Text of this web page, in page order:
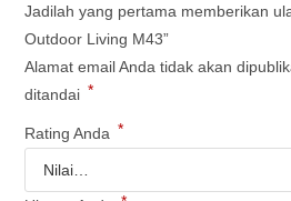
Jadilah yang pertama memberikan
Outdoor Living M43”
Alamat email Anda tidak akan
ditandai *
Rating Anda *